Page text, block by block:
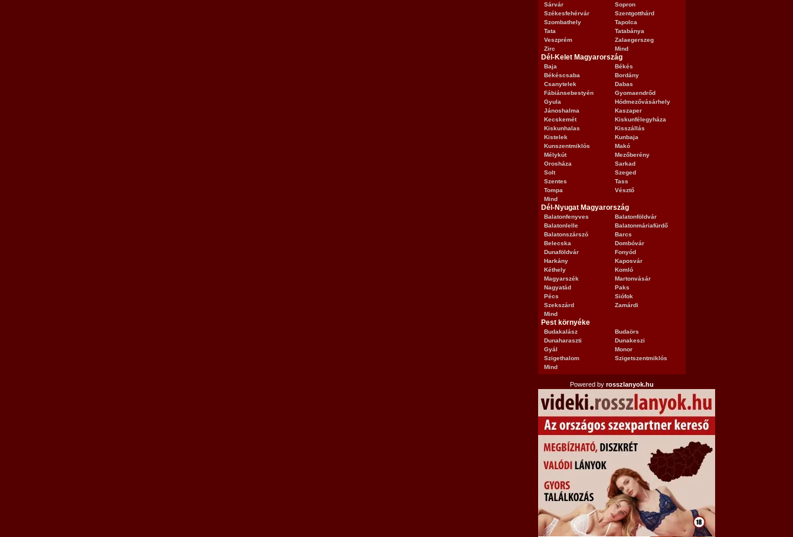
Sárvár
Sopron
Székesfehérvár
Szentgotthárd
Szombathely
Tapolca
Tata
Tatabánya
Veszprém
Zalaegerszeg
Zirc
Mind
Dél-Kelet Magyarország
Baja
Békés
Békéscsaba
Bordány
Csanytelek
Dabas
Fábiánsebestyén
Gyomaendrőd
Gyula
Hódmezővásárhely
Jánoshalma
Kaszaper
Kecskemét
Kiskunfélegyháza
Kiskunhalas
Kisszállás
Kistelek
Kunbaja
Kunszentmiklós
Makó
Mélykút
Mezőberény
Orosháza
Sarkad
Solt
Szeged
Szentes
Tass
Tompa
Vésztő
Mind
Dél-Nyugat Magyarország
Balatonfenyves
Balatonföldvár
Balatonlelle
Balatonmáriafürdő
Balatonszárszó
Barcs
Belecska
Dombóvár
Dunaföldvár
Fonyód
Harkány
Kaposvár
Kéthely
Komló
Magyarszék
Martonvásár
Nagyatád
Paks
Pécs
Siófok
Szekszárd
Zamárdi
Mind
Pest környéke
Budakalász
Budaörs
Dunaharaszti
Dunakeszi
Gyál
Monor
Szigethalom
Szigetszentmiklós
Mind
Powered by rosszlanyok.hu